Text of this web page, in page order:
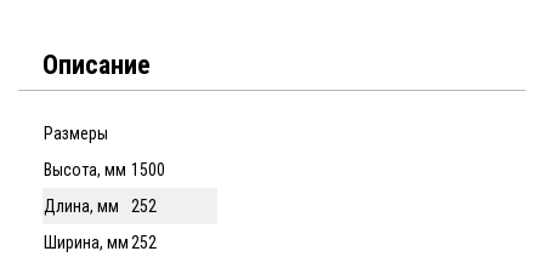
Описание
Размеры
Высота, мм 1500
Длина, мм
252
Ширина, мм252